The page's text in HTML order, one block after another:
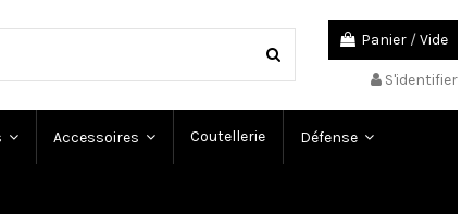
Panier /Vide
S'identifier
Accessoires Coutellerie Défense